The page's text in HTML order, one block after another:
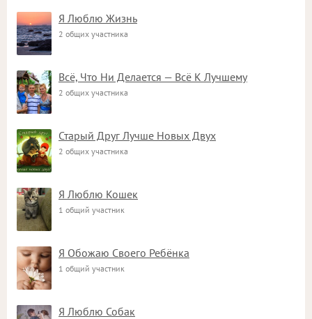
Я Люблю Жизнь
2 общих участника
Всё, Что Ни Делается — Всё К Лучшему
2 общих участника
Старый Друг Лучше Новых Двух
2 общих участника
Я Люблю Кошек
1 общий участник
Я Обожаю Своего Ребёнка
1 общий участник
Я Люблю Собак